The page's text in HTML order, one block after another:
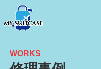
WORKS